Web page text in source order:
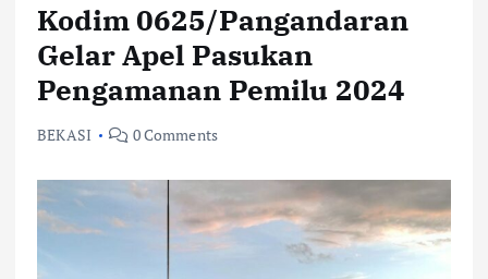
Kodim 0625/Pangandaran
Gelar Apel Pasukan
Pengamanan Pemilu 2024
BEKASI 0 Comments